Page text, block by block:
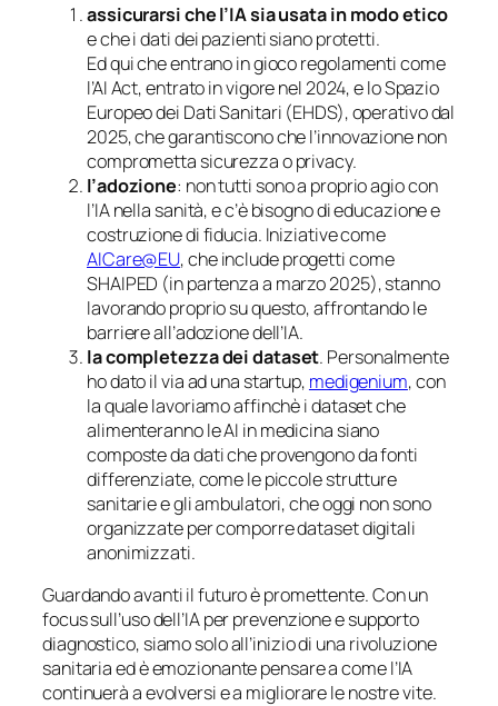
assicurarsi che l’IA sia usata in modo etico
e che i dati dei pazienti siano protetti.
Ed qui che entrano in gioco regolamenti come
l’AI Act, entrato in vigore nel 2024, e lo Spazio
Europeo dei Dati Sanitari (EHDS), operativo dal
2025, che garantiscono che l’innovazione non
comprometta sicurezza o privacy.
l’adozione: non tutti sono a proprio agio con
l’IA nella sanità, e c’è bisogno di educazione e
costruzione di fiducia. Iniziative come
AICare@EU, che include progetti come
SHAIPED (in partenza a marzo 2025), stanno
lavorando proprio su questo, affrontando le
barriere all’adozione dell’IA.
la completezza dei dataset. Personalmente
ho dato il via ad una startup, medigenium, con
la quale lavoriamo affinchè i dataset che
alimenteranno le AI in medicina siano
composte da dati che provengono da fonti
differenziate, come le piccole strutture
sanitarie e gli ambulatori, che oggi non sono
organizzate per comporre dataset digitali
anonimizzati.
Guardando avanti il futuro è promettente. Con un
focus sull’uso dell’IA per prevenzione e supporto
diagnostico, siamo solo all’inizio di una rivoluzione
sanitaria ed è emozionante pensare a come l’IA
continuerà a evolversi e a migliorare le nostre vite.